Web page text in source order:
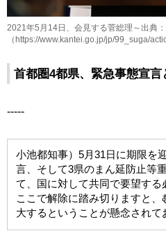
2021年5月14日、会見する菅総理～出典
（https://www.kantei.go.jp/jp/99_suga/
首都圏4都県、緊急事態宣
-----
小池都知事）5月31日に期限を
言、そして3県のまん延防止等
て、国に対して共同で要望する
ここで解除に踏み切りますと
大するということが懸念されて